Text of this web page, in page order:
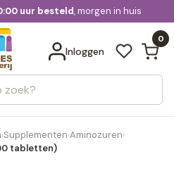
uur besteld, morgen in huis
Inloggen
0
Bekijk alle resultaten
›Supplementen›Aminozuren›
tabletten)